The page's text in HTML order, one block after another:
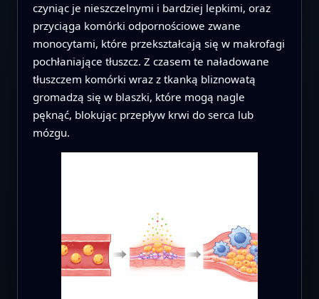
czyniąc je nieszczelnymi i bardziej lepki­mi, oraz
przyciąga komórki odpornościowe zwane
monocytami, które przekształcają się w makrofagi
pochłaniające tłuszcz. Z czasem te naładowane
tłuszczem komórki wraz z tkanką bliznowatą
gromadzą się w blaszki, które mogą nagle
pęknąć, blokując przepływ krwi do serca lub
mózgu.